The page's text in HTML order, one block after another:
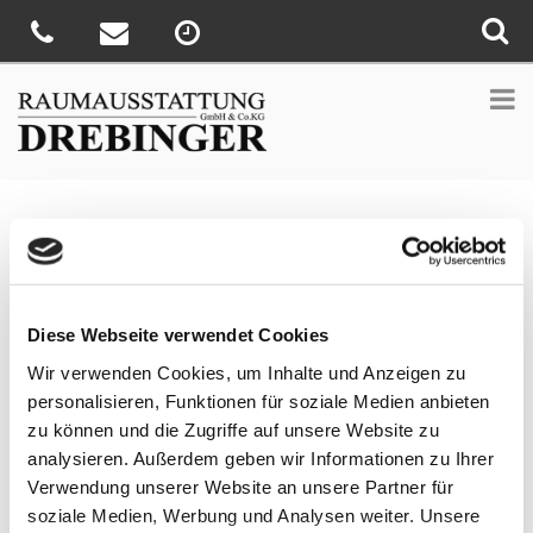
Diese Webseite verwendet Cookies
Wir verwenden Cookies, um Inhalte und Anzeigen zu
personalisieren, Funktionen für soziale Medien anbieten
zu können und die Zugriffe auf unsere Website zu
analysieren. Außerdem geben wir Informationen zu Ihrer
Verwendung unserer Website an unsere Partner für
soziale Medien, Werbung und Analysen weiter. Unsere
Sie sind hier:
Aktion – Winterpreise auf
Kassetten-Markisen
am
Aktion – Winterpreise auf Kassetten-
Markisen
Jetzt Winter-Aktionsrabatt auf
Kassetten-Markisen von WAREMA.
Sichern Sie sich im Zeitraum vom
01.11.2020 bis 31.03.2021 einen
Aktionsrabatt auf Kassetten-Markisen